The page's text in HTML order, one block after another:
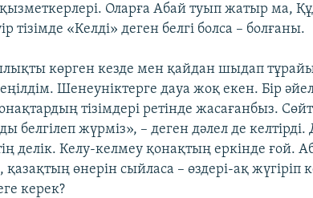
Оларға Абай туып жатыр ма,
тізімде «Келді» деген белгі болса – болғаны.
көрген кезде мен қайдан шыдап
Шенеуніктерге дауа жоқ екен. Бір әйел:
тізімдері ретінде жасағанбыз.
белгілеп жүрміз», – деген дәлел де
делік. Келу-келмеу қонақтың еркінде ғой.
қазақтың өнерін сыйласа – өздері-ақ жүгіріп
керек?